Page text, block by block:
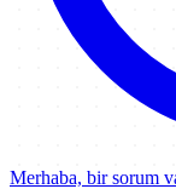
Merhaba, bir sorum